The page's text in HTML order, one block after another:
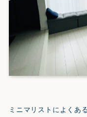
ミニマリストによくあ